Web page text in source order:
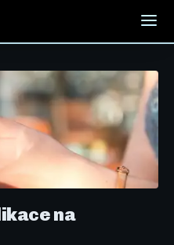
na